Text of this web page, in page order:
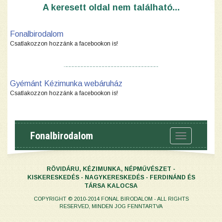
A keresett oldal nem található...
Fonalbirodalom
Csatlakozzon hozzánk a facebookon is!
Gyémánt Kézimunka webáruház
Csatlakozzon hozzánk a facebookon is!
Toggle
navigation
Fonalbirodalom
RÖVIDÁRU, KÉZIMUNKA, NÉPMŰVÉSZET -
KISKERESKEDÉS - NAGYKERESKEDÉS - FERDINÁND ÉS
TÁRSA KALOCSA
COPYRIGHT © 2010-2014 FONAL BIRODALOM - ALL RIGHTS
RESERVED, MINDEN JOG FENNTARTVA